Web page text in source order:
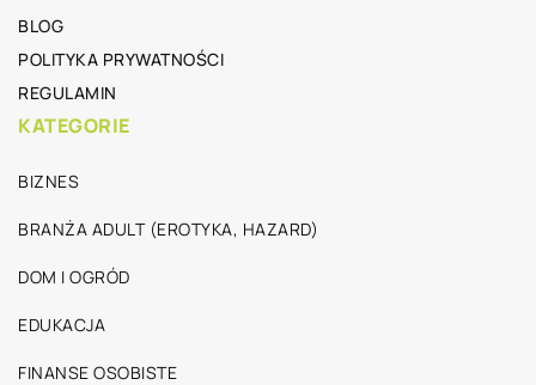
BLOG
POLITYKA PRYWATNOŚCI
REGULAMIN
KATEGORIE
BIZNES
BRANŻA ADULT (EROTYKA, HAZARD)
DOM I OGRÓD
EDUKACJA
FINANSE OSOBISTE